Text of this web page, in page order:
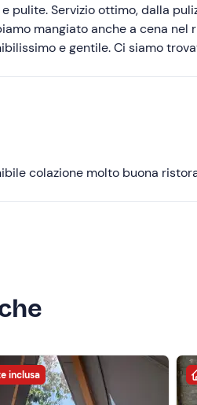
pulite. Servizio ottimo, dalla
mangiato anche a cena
e gentile. Ci siamo
colazione molto buona
inclusa